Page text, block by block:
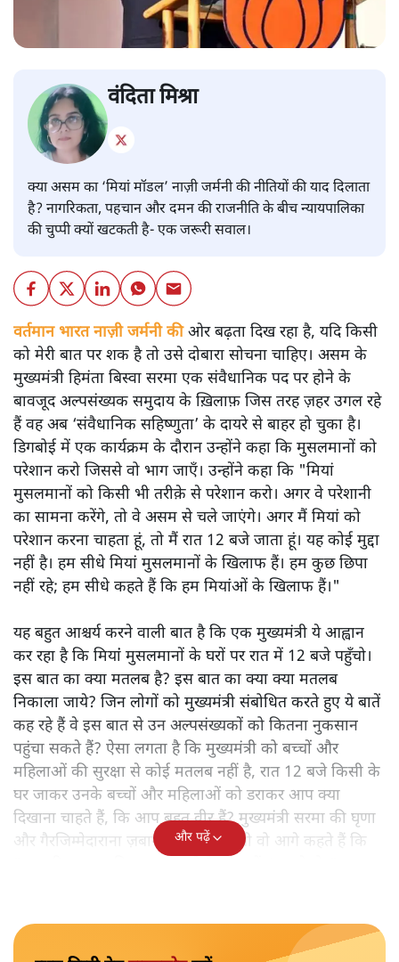
वंदिता मिश्रा
क्या असम का ‘मियां मॉडल’ नाज़ी जर्मनी की नीतियों की याद दिलाता
है? नागरिकता, पहचान और दमन की राजनीति के बीच न्यायपालिका
की चुप्पी क्यों खटकती है- एक जरूरी सवाल।
वर्तमान भारत नाज़ी जर्मनी कीओर बढ़ता दिख रहा है, यदि किसी
को मेरी बात पर शक है तो उसे दोबारा सोचना चाहिए। असम के
मुख्यमंत्री हिमंता बिस्वा सरमा एक संवैधानिक पद पर होने के
बावजूद अल्पसंख्यक समुदाय के ख़िलाफ़ जिस तरह ज़हर उगल रहे
हैं वह अब ‘संवैधानिक सहिष्णुता’ के दायरे से बाहर हो चुका है।
डिगबोई में एक कार्यक्रम के दौरान उन्होंने कहा कि मुसलमानों को
परेशान करो जिससे वो भाग जाएँ। उन्होंने कहा कि "मियां
मुसलमानों को किसी भी तरीक़े से परेशान करो। अगर वे परेशानी
का सामना करेंगे, तो वे असम से चले जाएंगे। अगर मैं मियां को
परेशान करना चाहता हूं, तो मैं रात 12 बजे जाता हूं। यह कोई मुद्दा
नहीं है। हम सीधे मियां मुसलमानों के खिलाफ हैं। हम कुछ छिपा
नहीं रहे; हम सीधे कहते हैं कि हम मियांओं के खिलाफ हैं।"
यह बहुत आश्चर्य करने वाली बात है कि एक मुख्यमंत्री ये आह्वान
कर रहा है कि मियांं मुसलमानों के घरों पर रात में 12 बजे पहुँचो।
इस बात का क्या मतलब है? इस बात का क्या क्या मतलब
निकाला जाये? जिन लोगों को मुख्यमंत्री संबोधित करते हुए ये बातें
कह रहे हैं वे इस बात से उन अल्पसंख्यकों को कितना नुकसान
पहुंचा सकते हैं? ऐसा लगता है कि मुख्यमंत्री को बच्चों और
महिलाओं की सुरक्षा से कोई मतलब नहीं है, रात 12 बजे किसी के
घर जाकर उनके बच्चों और महिलाओं को डराकर आप क्या
दिखाना चाहते हैं, कि आप बहुत वीर हैं? मुख्यमंत्री सरमा की घृणा
और गैरजिम्मेदाराना ज़बान यहीं नहीं रुकती वो आगे कहते हैं कि
और पढ़ें